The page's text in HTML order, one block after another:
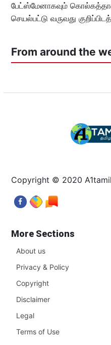
பேட்ஸ்மேனாகவும்
செயல்பட்டு வருவது
From around the
Copyright © 2020
More Sections
About us
Privacy & Policy
Copyright
Disclaimer
Legal
Terms of Use